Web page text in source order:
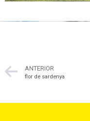
ANTERIOR
flor de sardenya